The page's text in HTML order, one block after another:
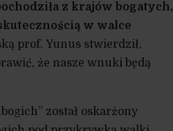
z krajów bogatych,
w walce
prof. Yunus stwierdził,
że nasze wnuki będą
został oskarżony